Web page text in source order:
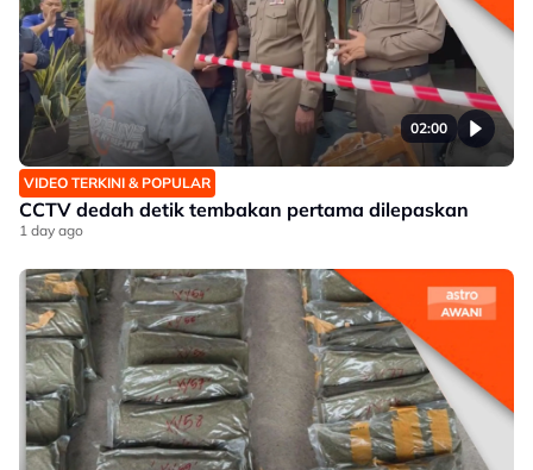
02:00
VIDEO TERKINI & POPULAR
CCTV dedah detik tembakan pertama dilepaskan
1 day ago